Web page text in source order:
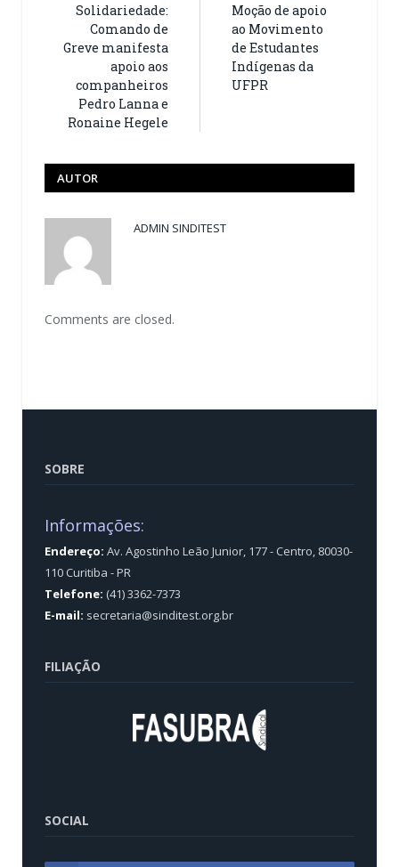
Solidariedade:
Comando de
Greve manifesta
apoio aos
companheiros
Pedro Lanna e
Ronaine Hegele
Moção de apoio
ao Movimento
de Estudantes
Indígenas da
UFPR
AUTOR
ADMIN SINDITEST
Comments are closed.
SOBRE
Informações:
Endereço: Av. Agostinho Leão Junior, 177 - Centro, 80030-
110 Curitiba - PR
Telefone: (41) 3362-7373
E-mail: secretaria@sinditest.org.br
FILIAÇÃO
SOCIAL